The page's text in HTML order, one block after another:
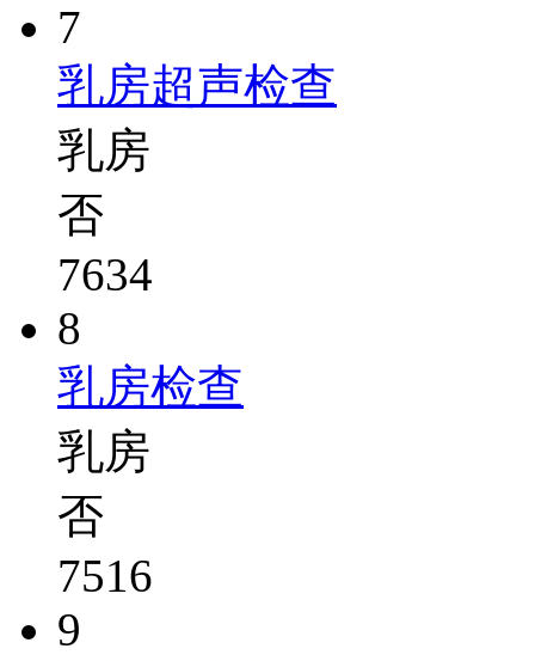
7
乳房超声检查
乳房
否
7634
8
乳房检查
乳房
否
7516
9